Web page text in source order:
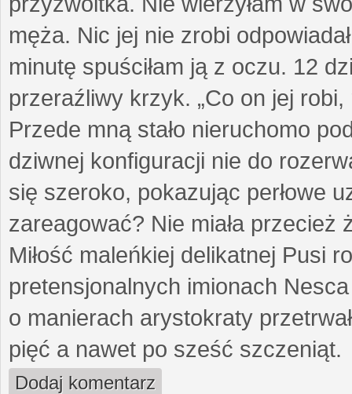
męża. Nic jej nie zrobi
minutę spuściłam ją z oczu. 12
przeraźliwy krzyk. „Co on jej
Przede mną stało nieruchomo
dziwnej konfiguracji nie do
się szeroko, pokazując perłowe
zareagować? Nie miała przecież
Miłość maleńkiej delikatnej Pusi
pretensjonalnych imionach
o manierach arystokraty
pięć a nawet po sześć szczeniąt.
Dodaj komentarz